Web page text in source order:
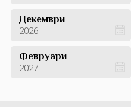
Декември
2026
Февруари
2027